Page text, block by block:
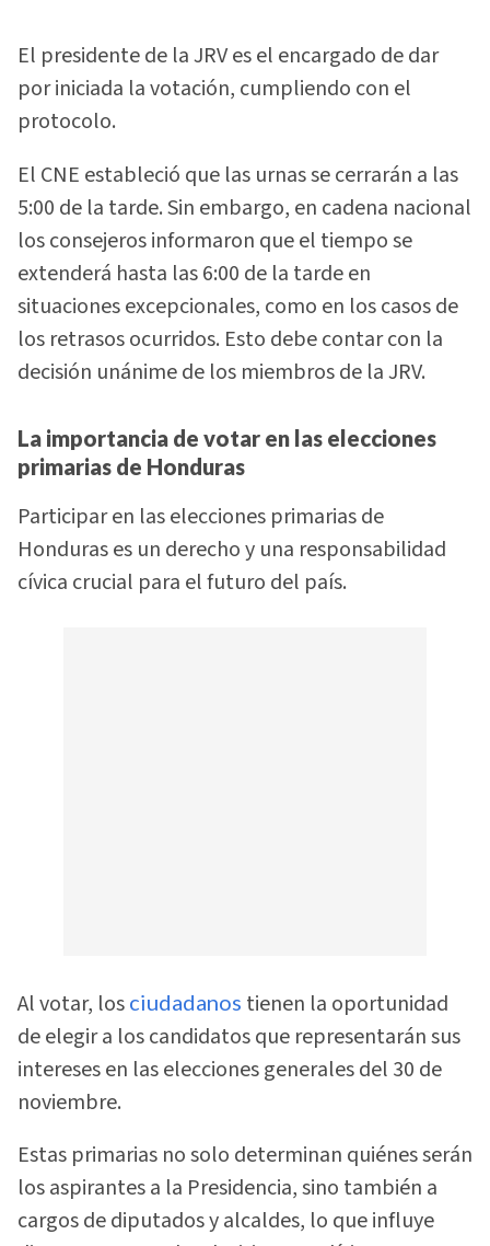
El presidente de la JRV es el encargado de dar
por iniciada la votación, cumpliendo con el
protocolo.
El CNE estableció que las urnas se cerrarán a las
5:00 de la tarde. Sin embargo, en cadena nacional
los consejeros informaron que el tiempo se
extenderá hasta las 6:00 de la tarde en
situaciones excepcionales, como en los casos de
los retrasos ocurridos. Esto debe contar con la
decisión unánime de los miembros de la JRV.
La importancia de votar en las elecciones
primarias de Honduras
Participar en las elecciones primarias de
Honduras es un derecho y una responsabilidad
cívica crucial para el futuro del país.
Al votar, los ciudadanos tienen la oportunidad
de elegir a los candidatos que representarán sus
intereses en las elecciones generales del 30 de
noviembre.
Estas primarias no solo determinan quiénes serán
los aspirantes a la Presidencia, sino también a
cargos de diputados y alcaldes, lo que influye